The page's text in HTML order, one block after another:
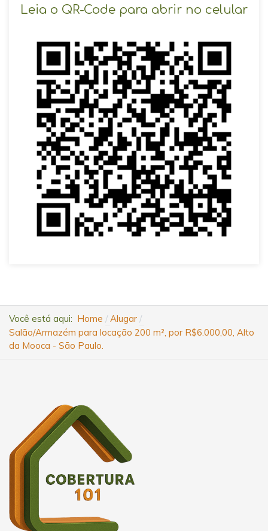
Leia o QR-Code para abrir no celular
Você está aqui: Home
Alugar
Salão/Armazém para locação 200 m², por R$6.000,00, Alto
da Mooca - São Paulo.